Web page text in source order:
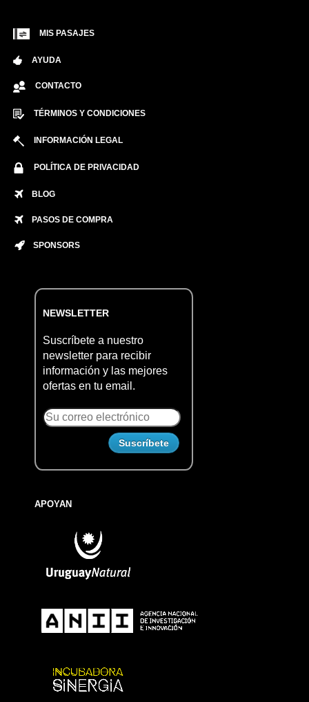
MIS PASAJES
AYUDA
CONTACTO
TÉRMINOS Y CONDICIONES
INFORMACIÓN LEGAL
POLÍTICA DE PRIVACIDAD
BLOG
PASOS DE COMPRA
SPONSORS
NEWSLETTER
Suscríbete a nuestro
newsletter para recibir
información y las mejores
ofertas en tu email.
APOYAN